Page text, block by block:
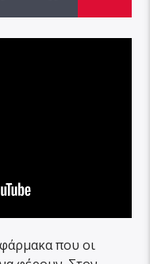
που οι